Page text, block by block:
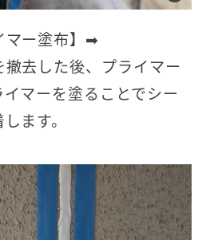
マー塗布】➡
去した後、プライマー
マーを塗ることでシー
ます。